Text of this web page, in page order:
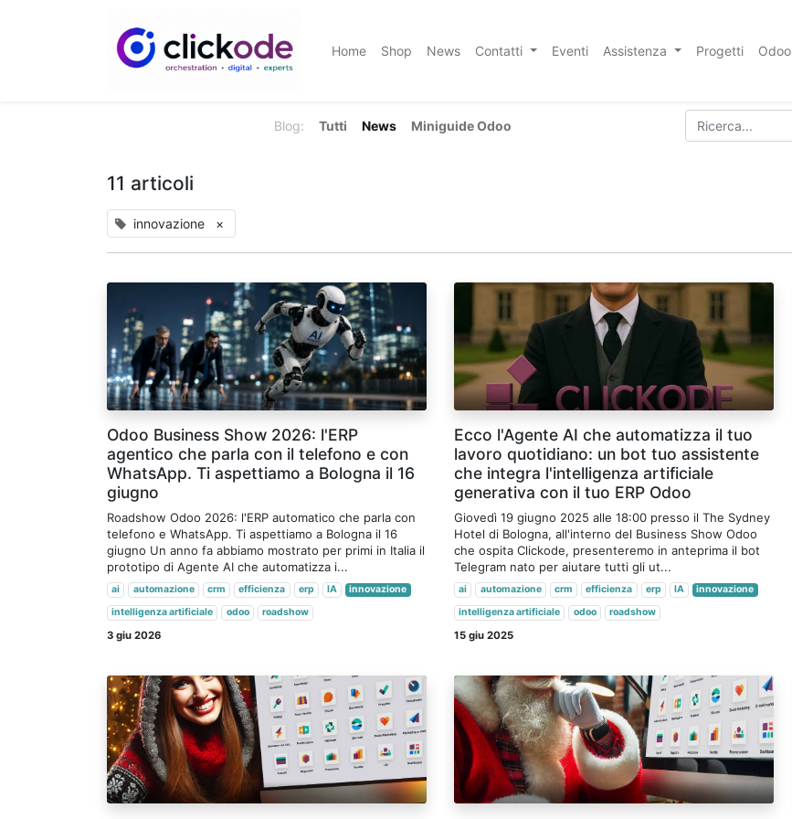
Home Shop News Contatti Eventi Assistenza Progetti Odoo
Blog: Tutti News Miniguide Odoo
11 articoli
innovazione ×
Odoo Business Show 2026: l'ERP
agentico che parla con il telefono e con
WhatsApp. Ti aspettiamo a Bologna il 16
giugno
Roadshow Odoo 2026: l'ERP automatico che parla con
telefono e WhatsApp. Ti aspettiamo a Bologna il 16
giugno Un anno fa abbiamo mostrato per primi in Italia il
prototipo di Agente AI che automatizza i...
ai automazione crm efficienza erp IA
innovazione
intelligenza artificiale
odoo roadshow
3 giu 2026
Ecco l'Agente AI che automatizza il tuo
lavoro quotidiano: un bot tuo assistente
che integra l'intelligenza artificiale
generativa con il tuo ERP Odoo
Giovedì 19 giugno 2025 alle 18:00 presso il The Sydney
Hotel di Bologna, all'interno del Business Show Odoo
che ospita Clickode, presenteremo in anteprima il bot
Telegram nato per aiutare tutti gli ut...
ai automazione crm efficienza erp IA
innovazione
intelligenza artificiale
odoo roadshow
15 giu 2025